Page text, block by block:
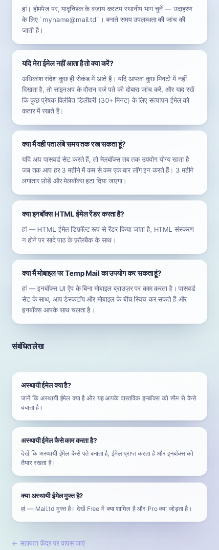
हां। होमपेज पर, यादृच्छिक के बजाय कस्टम स्थानीय भाग चुनें — उदाहरण
के लिए `myname@mail.td`। बनाते समय उपलब्धता की जांच की
जाती है।
यदि मेरा ईमेल नहीं आता है तो क्या करें?
अधिकांश संदेश कुछ ही सेकंड में आते हैं। यदि आपका कुछ मिनटों में नहीं
दिखता है, तो साइनअप के दौरान दर्ज पते की दोबारा जांच करें, और याद रखें
कि कुछ प्रेषक विलंबित डिलीवरी (30+ मिनट) के लिए सत्यापन ईमेल को
कतार में रखते हैं।
क्या मैं वही पता लंबे समय तक रख सकता हूं?
यदि आप पासवर्ड सेट करते हैं, तो मेलबॉक्स तब तक उपयोग योग्य रहता है
जब तक आप हर 3 महीने में कम से कम एक बार लॉग इन करते हैं। 3 महीने
लगातार छोड़ें और मेलबॉक्स हटा दिया जाएगा।
क्या इनबॉक्स HTML ईमेल रेंडर करता है?
हां — HTML ईमेल डिफ़ॉल्ट रूप से रेंडर किया जाता है, HTML संस्करण
न होने पर सादे पाठ के फ़ॉलबैक के साथ।
क्या मैं मोबाइल पर Temp Mail का उपयोग कर सकता हूं?
हां — इनबॉक्स UI ऐप के बिना मोबाइल ब्राउज़र पर काम करता है। पासवर्ड
सेट के साथ, आप डेस्कटॉप और मोबाइल के बीच स्विच कर सकते हैं और
इनबॉक्स आपके साथ चलता है।
संबंधित लेख
अस्थायी ईमेल क्या है?
जानें कि अस्थायी ईमेल क्या है और यह आपके वास्तविक इनबॉक्स को स्पैम से कैसे
बचाता है।
अस्थायी ईमेल कैसे काम करता है?
देखें कि अस्थायी ईमेल कैसे पते बनाता है, ईमेल प्राप्त करता है और इनबॉक्स को
तैयार रखता है।
क्या अस्थायी ईमेल मुफ्त है?
हां — Mail.td मुफ्त है। देखें Free में क्या शामिल है और Pro क्या जोड़ता है।
← सहायता केंद्र पर वापस जाएं